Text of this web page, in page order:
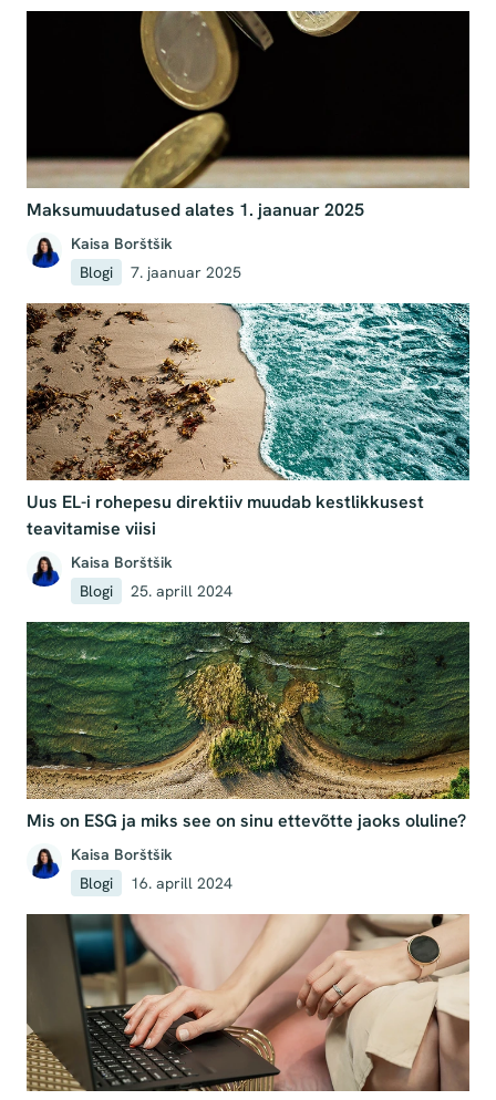
Maksumuudatused alates 1. jaanuar 2025
Kaisa Borštšik
Blogi
7. jaanuar 2025
Uus EL-i rohepesu direktiiv muudab kestlikkusest
teavitamise viisi
Kaisa Borštšik
Blogi
25. aprill 2024
Mis on ESG ja miks see on sinu ettevõtte jaoks oluline?
Kaisa Borštšik
Blogi
16. aprill 2024